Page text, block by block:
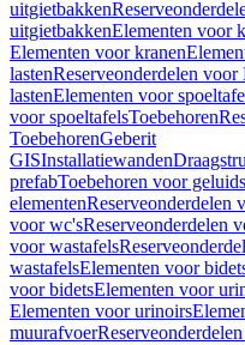
uitgietbakken
uitgietbakkenElementen voor
Elementen voor kranen
lastenReserveonderdelen
lastenElementen voor
voor spoeltafelsToebehoren
ToebehorenGeberit
GISInstallatiewanden
prefabToebehoren voor
elementenReserveonderdelen
voor wc'sReserveonderdelen
voor wastafels
wastafelsElementen voor
voor bidetsElementen voor
Elementen voor urinoirs
muurafvoer